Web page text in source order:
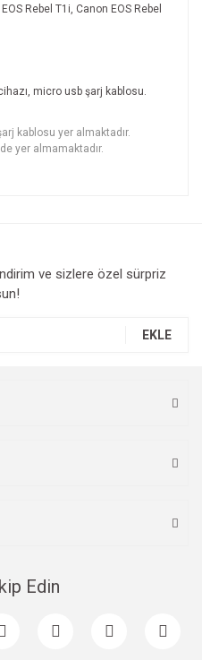
Rebel T1i, Canon EOS Rebel
micro usb şarj kablosu.
kablosu yer almaktadır.
yer almamaktadır.
görüntülenemiyor.
bulunuyor.
ve sizlere özel sürpriz
EKLE
Edin